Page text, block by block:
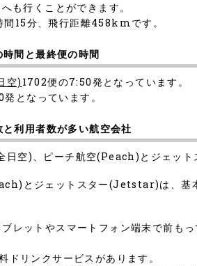
も行くことができます。
15分、飛行距離458kmです。
間と最終便の時間
空) 1702便の7:50発となっています。
となっています。
利用者数が多い航空会社
日空)、ピーチ航空(Peach)とジェッ
とジェットスター(Jetstar)は、基
レットやスマートフォン端末で前も
リンクサービスがあります。